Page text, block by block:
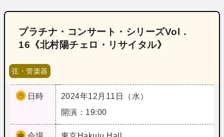
プラチナ・コンサート・シリーズVol．
16《北村陽チェロ・リサイタル》
弦・管楽器
日時
2024年12月11日（水）
開演：19:00